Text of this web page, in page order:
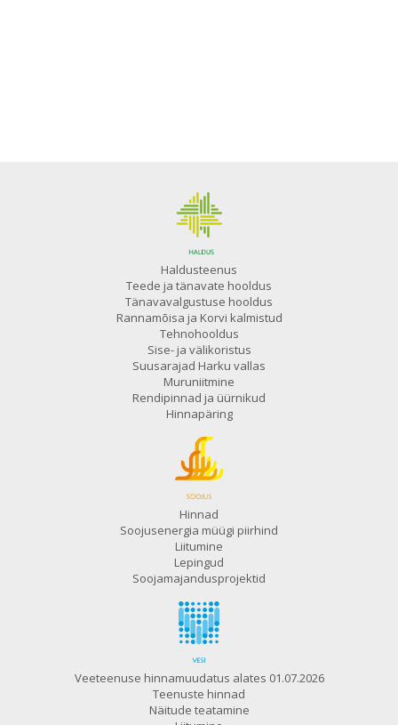
Haldusteenus
Teede ja tänavate hooldus
Tänavavalgustuse hooldus
Rannamõisa ja Korvi kalmistud
Tehnohooldus
Sise- ja välikoristus
Suusarajad Harku vallas
Muruniitmine
Rendipinnad ja üürnikud
Hinnapäring
Hinnad
Soojusenergia müügi piirhind
Liitumine
Lepingud
Soojamajandusprojektid
Veeteenuse hinnamuudatus alates 01.07.2026
Teenuste hinnad
Näitude teatamine